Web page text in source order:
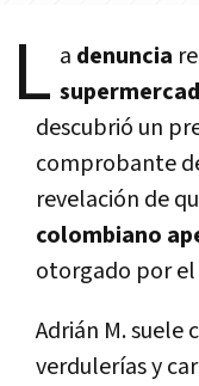
L a denuncia
descubrió un
comprobante
revelación de
colombiano
otorgado por
Adrián M. suele
verdulerías y